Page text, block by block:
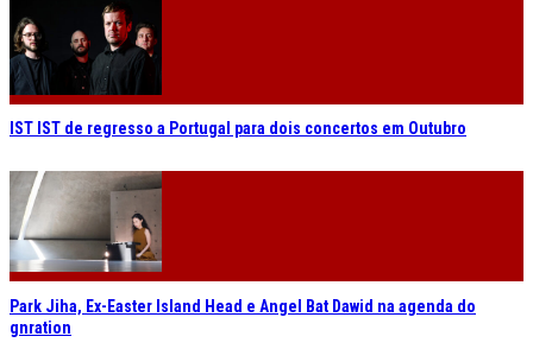
IST IST de regresso a Portugal para dois concertos em Outubro
Park Jiha, Ex-Easter Island Head e Angel Bat Dawid na agenda do
gnration